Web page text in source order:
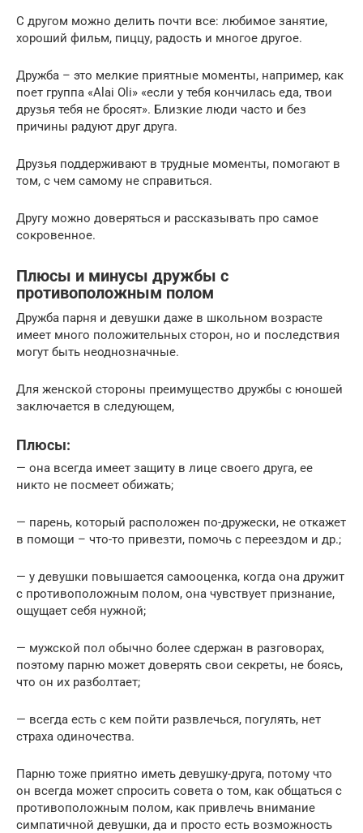
С другом можно делить почти все: любимое занятие,
хороший фильм, пиццу, радость и многое другое.
Дружба – это мелкие приятные моменты, например, как
поет группа «Alai Oli» «если у тебя кончилась еда, твои
друзья тебя не бросят». Близкие люди часто и без
причины радуют друг друга.
Друзья поддерживают в трудные моменты, помогают в
том, с чем самому не справиться.
Другу можно доверяться и рассказывать про самое
сокровенное.
Плюсы и минусы дружбы с
противоположным полом
Дружба парня и девушки даже в школьном возрасте
имеет много положительных сторон, но и последствия
могут быть неоднозначные.
Для женской стороны преимущество дружбы с юношей
заключается в следующем,
Плюсы:
— она всегда имеет защиту в лице своего друга, ее
никто не посмеет обижать;
— парень, который расположен по-дружески, не откажет
в помощи – что-то привезти, помочь с переездом и др.;
— у девушки повышается самооценка, когда она дружит
с противоположным полом, она чувствует признание,
ощущает себя нужной;
— мужской пол обычно более сдержан в разговорах,
поэтому парню может доверять свои секреты, не боясь,
что он их разболтает;
— всегда есть с кем пойти развлечься, погулять, нет
страха одиночества.
Парню тоже приятно иметь девушку-друга, потому что
он всегда может спросить совета о том, как общаться с
противоположным полом, как привлечь внимание
симпатичной девушки, да и просто есть возможность